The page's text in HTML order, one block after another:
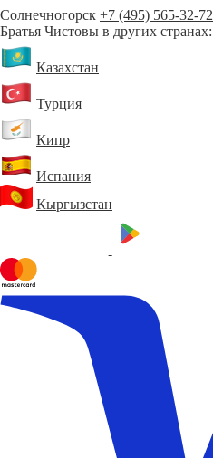
Солнечногорск +7 (495) 565-32-72
Братья Чистовы в других странах:
Казахстан
Турция
Кипр
Испания
Кыргызстан